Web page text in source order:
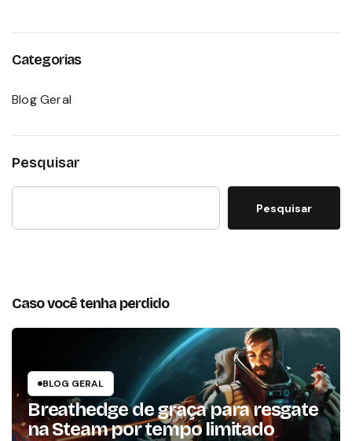
Categorias
Blog Geral
Pesquisar
Pesquisar
Caso você tenha perdido
BLOG GERAL
Breathedge de graça para resgate
na Steam por tempo limitado